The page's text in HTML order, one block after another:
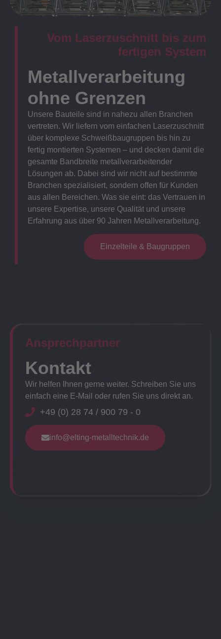
Vom Laserzuschnitt bis zum
fertigen System
Metallverarbeitung
ohne Grenzen
Unsere Bauteile sind in nahezu allen Branchen
vertreten. Wir liefern vom einfachen Laserzuschnitt
über komplexe Schweißbaugruppen bis hin zu
fertig montierten Systemen – und decken damit die
gesamte Bandbreite metallverarbeitender
Lösungen ab. Dabei sind wir nicht auf bestimmte
Branchen spezialisiert, sondern offen für Kunden
aus allen Bereichen. Was sie eint: das Vertrauen in
unsere Expertise, unsere Qualität und unsere
Erfahrung aus über 90 Jahren Metallverarbeitung.
Einzelteile & Baugruppen
Ansprechpartner​
Kontakt
Wir helfen Ihnen gerne weiter. Schreiben Sie uns
einfach eine E-Mail oder rufen Sie uns direkt an.
+49 (0) 28 74 / 900 79 - 0
info@elting-metalltechnik.de